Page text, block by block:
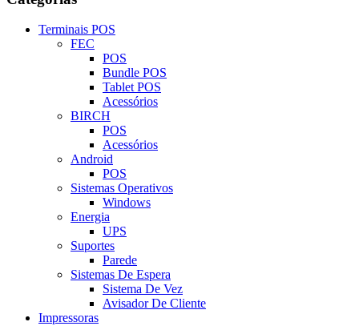
Terminais POS
FEC
POS
Bundle POS
Tablet POS
Acessórios
BIRCH
POS
Acessórios
Android
POS
Sistemas Operativos
Windows
Energia
UPS
Suportes
Parede
Sistemas De Espera
Sistema De Vez
Avisador De Cliente
Impressoras